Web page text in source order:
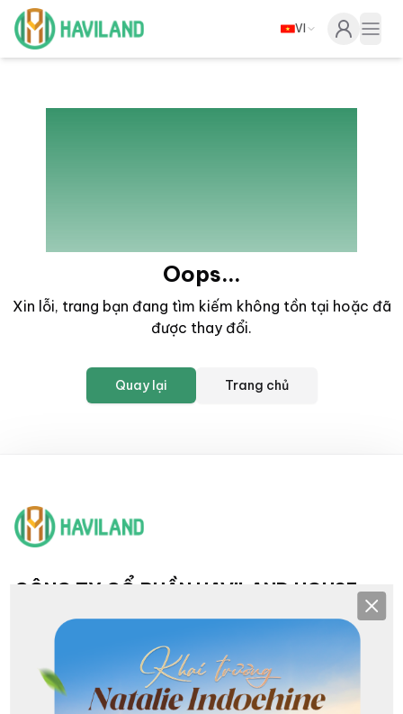
Haviland
VI
404
Oops...
Xin lỗi, trang bạn đang tìm kiếm không tồn tại hoặc đã
được thay đổi.
Quay lại Trang chủ
CÔNG TY CỔ PHẦN HAVILAND HOUSE
TRỤ SỞ & CHI NHÁNH
Hội sở: 193 Nguyễn Văn Linh, Hải Châu, Đà Nẵng
CN NHS: 36 - 38 Khuê Mỹ Đông 3, Ngũ Hành Sơn, Đà Nẵng
CN Sơn Trà: Lô G1 Phạm Văn Đồng, Sơn Trà, Đà Nẵng
CN Hoà Xuân: 368 Nguyễn Phước Lan, Hoà Xuân, Đà Nẵng
CN Liên Chiểu: 213 Nguyễn Sinh Sắc, Hòa Khánh, Đà Nẵng